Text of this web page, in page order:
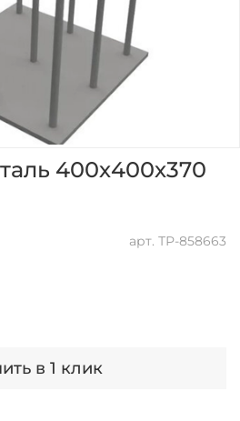
арт. ТР-858663
400х400х370
в 1 клик